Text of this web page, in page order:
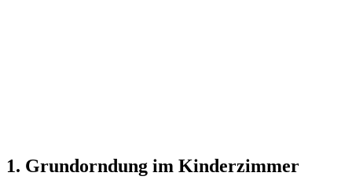
1. Grundorndung im Kinderzimmer